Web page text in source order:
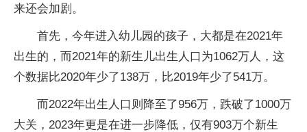
来还会加剧。
首先，今年进入幼儿园的孩子，大都是在2021年
出生的，而2021年的新生儿出生人口为1062万人，这
个数据比2020年少了138万，比2019年少了541万。
而2022年出生人口则降至了956万，跌破了1000万
大关，2023年更是在进一步降低，仅有903万个新生